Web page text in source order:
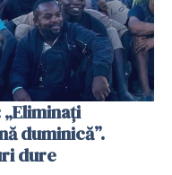
duminică”.
dure